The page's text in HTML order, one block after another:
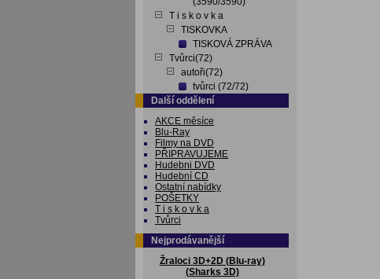
T i s k o v k a
TISKOVKA
TISKOVÁ ZPRÁVA
Tvůrci(72)
autoři(72)
tvůrci (72/72)
Další oddělení
AKCE měsíce
Blu-Ray
Filmy na DVD
PŘIPRAVUJEME
Hudebni DVD
Hudební CD
Ostatní nabídky
POŠETKY
T i s k o v k a
Tvůrci
Nejprodávanější
Žraloci 3D+2D (Blu-ray)
(Sharks 3D)